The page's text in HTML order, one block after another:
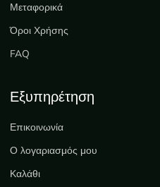
Μεταφορικά
Όροι Χρήσης
FAQ
Εξυπηρέτηση
Επικοινωνία
Ο λογαριασμός μου
Καλάθι